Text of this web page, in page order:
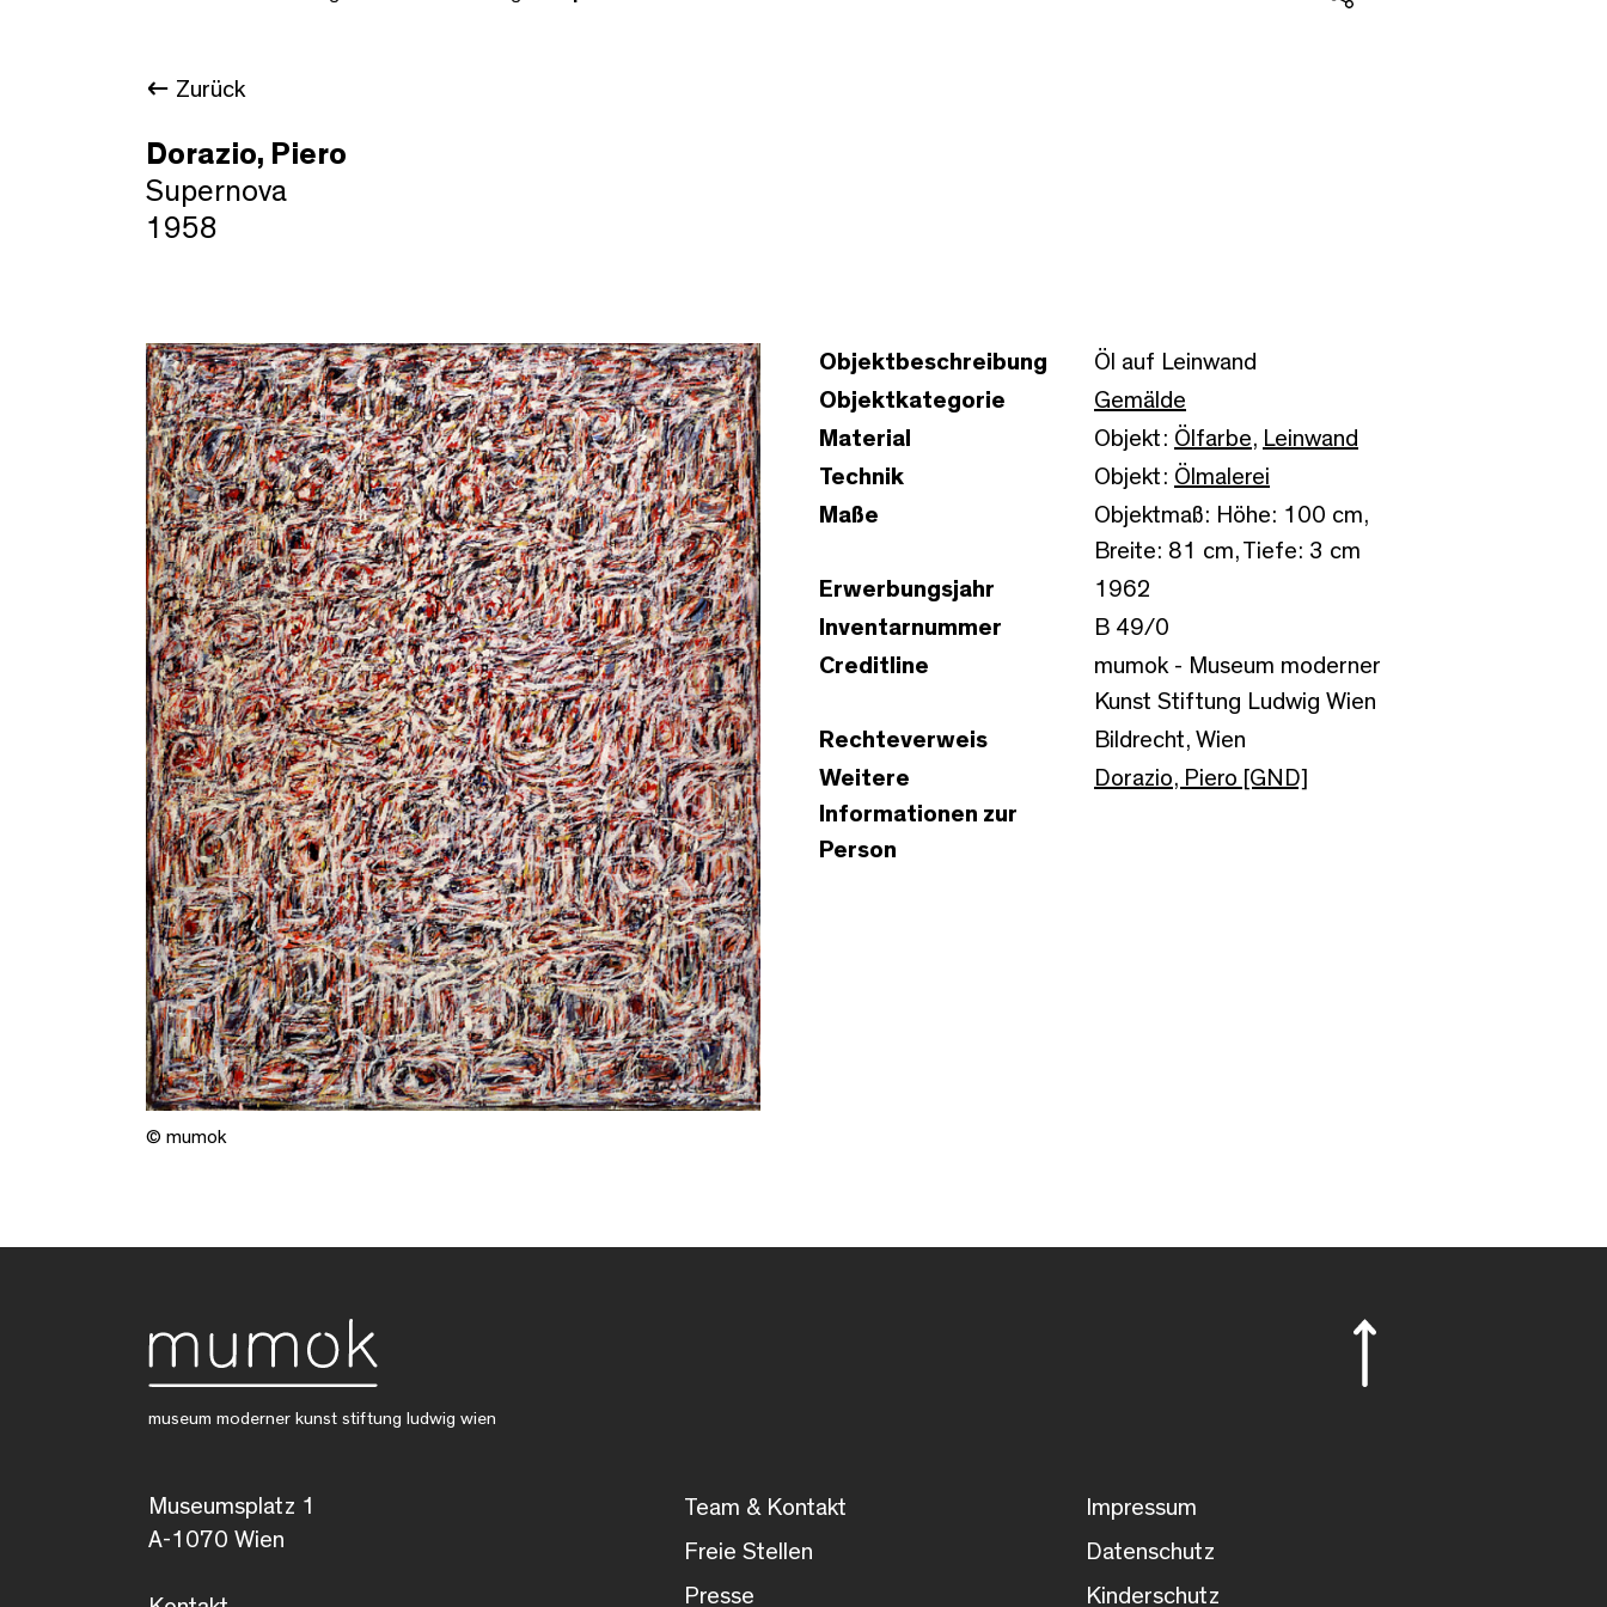
Zurück
Dorazio, Piero
Supernova
1958
© mumok
Objektbeschreibung
Öl auf Leinwand
Objektkategorie
Gemälde
Material
Objekt: Ölfarbe, Leinwand
Technik
Objekt: Ölmalerei
Maße
Objektmaß: Höhe: 100 cm,
Breite: 81 cm, Tiefe: 3 cm
Erwerbungsjahr
1962
Inventarnummer
B 49/0
Creditline
mumok - Museum moderner
Kunst Stiftung Ludwig Wien
Rechteverweis
Bildrecht, Wien
Weitere
Informationen zur
Person
Dorazio, Piero [GND]
museum moderner kunst stiftung ludwig wien
Museumsplatz 1
A-1070 Wien
Team & Kontakt
Freie Stellen
Presse
Impressum
Datenschutz
Kinderschutz